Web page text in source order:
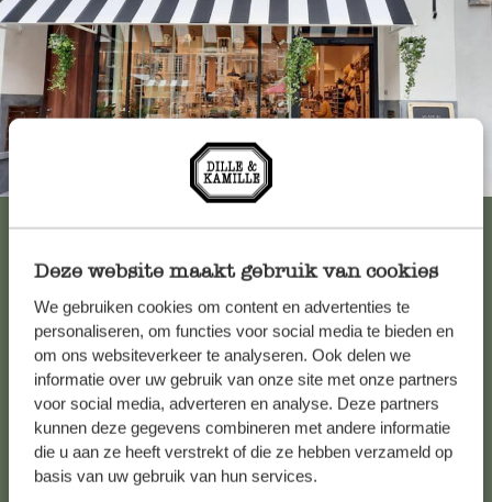
Deze website maakt gebruik van cookies
We gebruiken cookies om content en advertenties te
personaliseren, om functies voor social media te bieden en
om ons websiteverkeer te analyseren. Ook delen we
informatie over uw gebruik van onze site met onze partners
voor social media, adverteren en analyse. Deze partners
kunnen deze gegevens combineren met andere informatie
die u aan ze heeft verstrekt of die ze hebben verzameld op
basis van uw gebruik van hun services.
Immer in der Nähe
Kundenservice/Hilfe
Falls Sie Fragen haben oder Tipps und Hilfe brauchen, wenden
Sie sich bitte an unseren Kundenservice. Oder lesen Sie hier
die Antworten aufhäufig gestellte Fragen.